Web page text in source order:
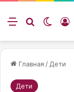
Меню Искать
Главная / Дети
Дети